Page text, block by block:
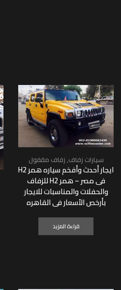
سيارات زفاف,زفاف مقفول
ايجار أحدث وأفخم سياره همر H2
فى مصر – همر H2 للزفاف
والحفلات والمناسبات للايجار
بأرخص الأسعار فى القاهره
قراءة المزيد